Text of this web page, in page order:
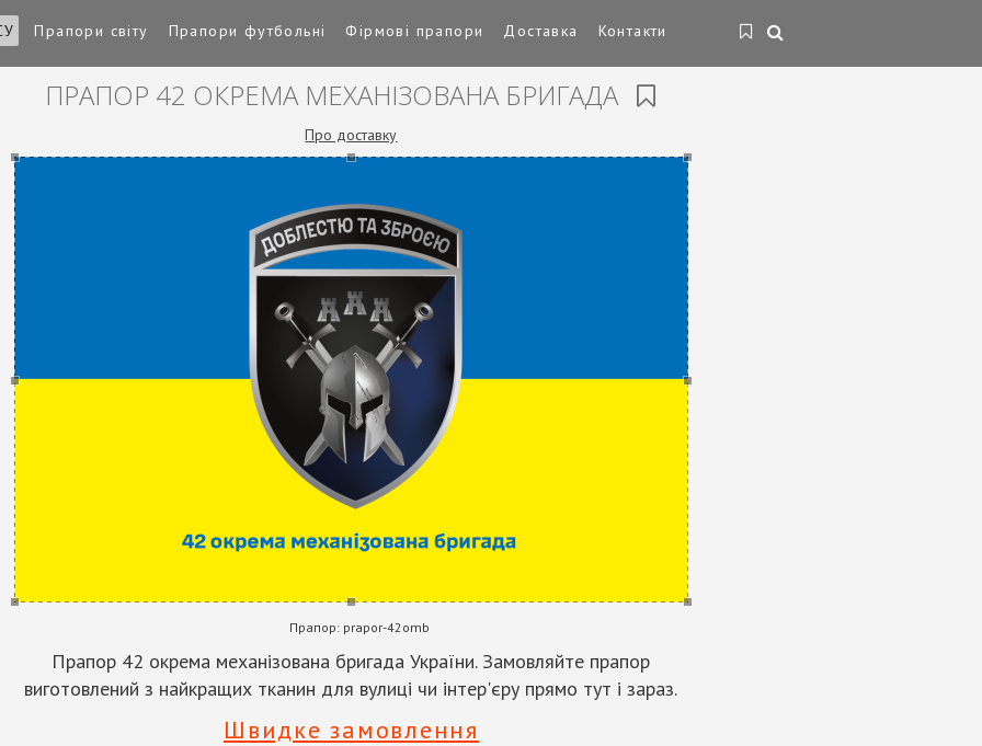
Прапори світу Прапори футбольні Фірмові прапори Доставка Контакти
ПРАПОР 42 ОКРЕМА МЕХАНІЗОВАНА БРИГАДА
Про доставку
Прапор:prapor-42omb
Прапор 42 окрема механізована бригада України. Замовляйте прапор
виготовлений з найкращих тканин для вулиці чи інтер'єру прямо тут і зараз.
Швидке замовлення